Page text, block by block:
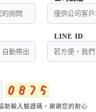
LINE ID
助輸入驗證碼，謝謝您的耐心